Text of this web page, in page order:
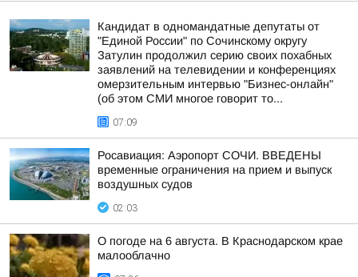
Кандидат в одномандатные депутаты от
"Единой России" по Сочинскому округу
Затулин продолжил серию своих похабных
заявлений на телевидении и конференциях
омерзительным интервью "Бизнес-онлайн"
(об этом СМИ многое говорит то...
07:09
Росавиация: Аэропорт СОЧИ. ВВЕДЕНЫ
временные ограничения на прием и выпуск
воздушных судов
02:03
О погоде на 6 августа. В Краснодарском крае
малооблачно